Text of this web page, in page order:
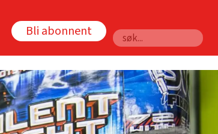
Bli abonnent
Søk